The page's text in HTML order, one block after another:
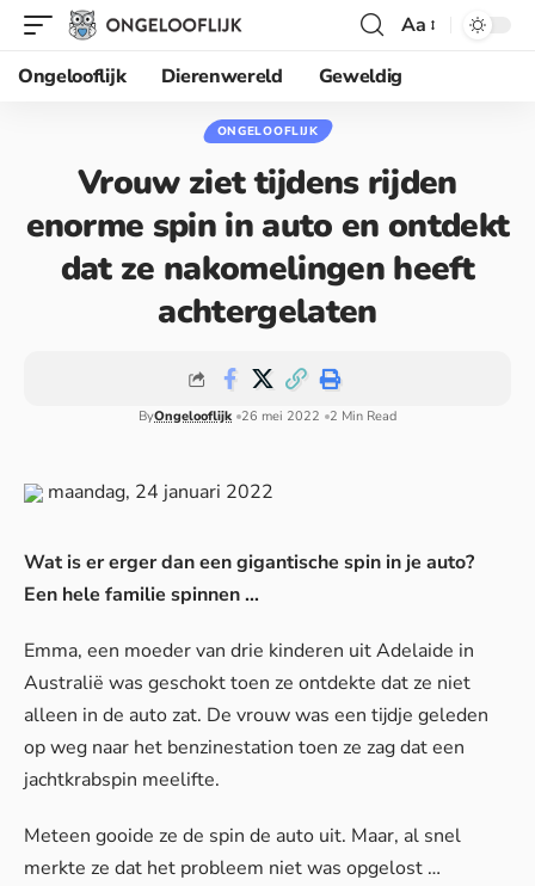
Aa
Ongelooflijk
Dierenwereld Geweldig
ONGELOOFLIJK
Vrouw ziet tijdens rijden
enorme spin in auto en ontdekt
dat ze nakomelingen heeft
achtergelaten
ByOngelooflijk 26 mei 2022 2 Min Read
maandag, 24 januari 2022
Wat is er erger dan een gigantische spin in je auto?
Een hele familie spinnen …
Emma, een moeder van drie kinderen uit Adelaide in
Australië was geschokt toen ze ontdekte dat ze niet
alleen in de auto zat. De vrouw was een tijdje geleden
op weg naar het benzinestation toen ze zag dat een
jachtkrabspin meelifte.
Meteen gooide ze de spin de auto uit. Maar, al snel
merkte ze dat het probleem niet was opgelost …